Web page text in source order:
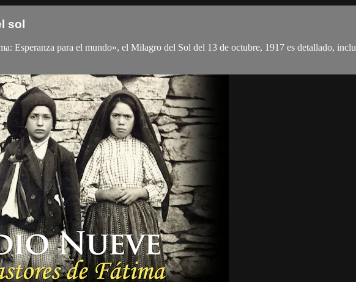
sol
Esperanza para el mundo», el Milagro del Sol del 13 de octubre, 1917 es detallado,